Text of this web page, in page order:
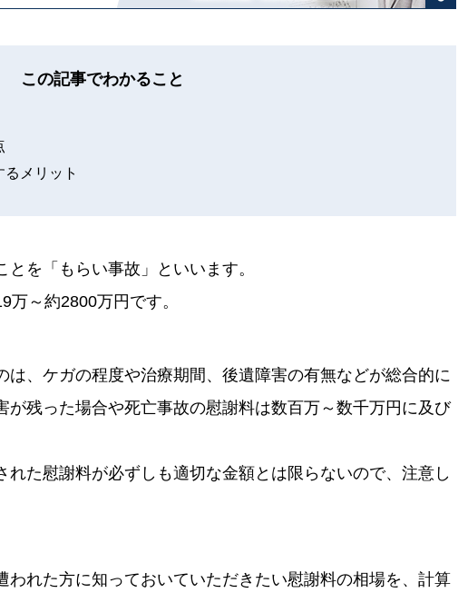
この記事でわかること
メリット
を「もらい事故」といいます。
万～約2800万円です。
は、ケガの程度や治療期間、後遺障害の有無などが総合的に
が残った場合や死亡事故の慰謝料は数百万～数千万円に及び
れた慰謝料が必ずしも適切な金額とは限らないので、注意し
われた方に知っておいていただきたい慰謝料の相場を、計算